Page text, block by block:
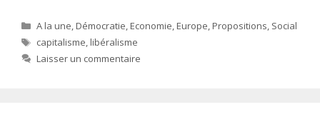
Catégories
A la une,Démocratie,Economie,Europe,Propositions, Social
Étiquettes
capitalisme,libéralisme
Laisser un commentaire